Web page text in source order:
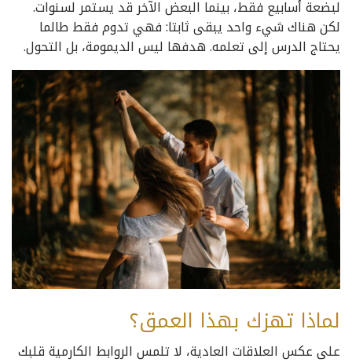
لبضعة أسابيع فقط، بينما البعض الآخر قد يستمر لسنوات.
لكن هناك شيء واحد يبقى ثابتا: فهي تدوم فقط طالما
يحتاج الدرس إلى تعلمه. هدفها ليس الديمومة، بل التحول.
لماذا تهزك بهذا العمق؟
على عكس العلاقات العادية، لا تلمس الروابط الكارمية قلبك